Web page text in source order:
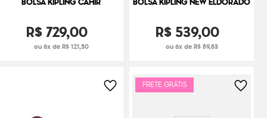
R$ 729,00
ou 6x de R$ 121,50
R$539,00
ou 6x de R$ 89,83
FRETE GRÁTIS